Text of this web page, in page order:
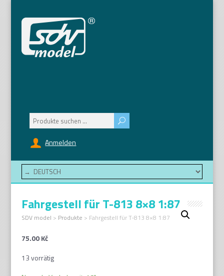
Anmelden
Suchen
nach:
Fahrgestell für T-813 8×8 1:87
SDV model > Produkte > Fahrgestell für T-813 8×8 1:87
75.00Kč
13 vorrätig